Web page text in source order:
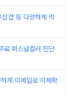
겹 등 다양하게 먹
료 퍼스널컬러 진단
게 이메일로 이체확